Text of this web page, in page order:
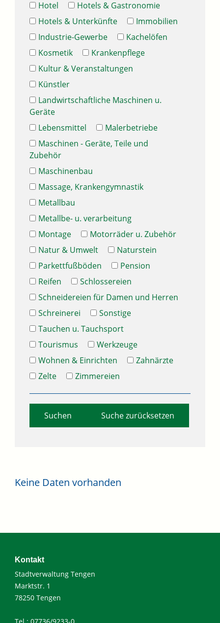
Hotel
Hotels & Gastronomie
Hotels & Unterkünfte
Immobilien
Industrie-Gewerbe
Kachelöfen
Kosmetik
Krankenpflege
Kultur & Veranstaltungen
Künstler
Landwirtschaftliche Maschinen u.
Geräte
Lebensmittel
Malerbetriebe
Maschinen - Geräte, Teile und
Zubehör
Maschinenbau
Massage, Krankengymnastik
Metallbau
Metallbe- u. verarbeitung
Montage
Motorräder u. Zubehör
Natur & Umwelt
Naturstein
Parkettfußböden
Pension
Reifen
Schlossereien
Schneidereien für Damen und Herren
Schreinerei
Sonstige
Tauchen u. Tauchsport
Tourismus
Werkzeuge
Wohnen & Einrichten
Zahnärzte
Zelte
Zimmereien
Suche zurücksetzen
Keine Daten vorhanden
Kontakt
Stadtverwaltung Tengen
Marktstr. 1
78250 Tengen